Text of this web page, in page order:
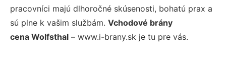
pracovníci majú dlhoročné skúsenosti, bohatú prax a
sú plne k vašim službám. Vchodové brány
cena Wolfsthal – www.i-brany.sk je tu pre vás.